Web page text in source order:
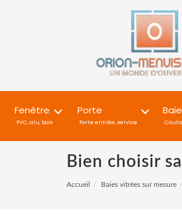
Fenêtre
PVC, alu, bois
Porte
Porte entrée, service
Bien choisir
Accueil Baies vitrées sur mesure